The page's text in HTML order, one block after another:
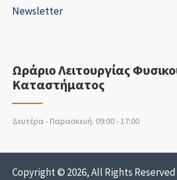
Newsletter
Ωράριο Λειτουργίας
Καταστήματος
Δευτέρα - Παρασκευή: 09:00 - 17:00
Copyright © 2026, All Rights